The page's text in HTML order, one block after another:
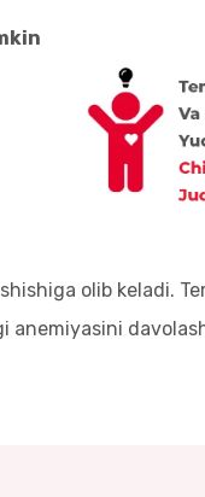
olib keladi.
anemiyasini